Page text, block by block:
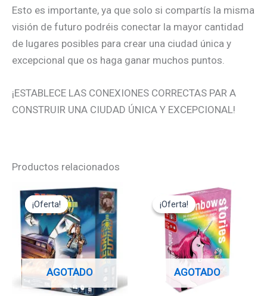
Esto es importante, ya que solo si compartís la misma
visión de futuro podréis conectar la mayor cantidad
de lugares posibles para crear una ciudad única y
excepcional que os haga ganar muchos puntos.
¡ESTABLECE LAS CONEXIONES CORRECTAS PAR A
CONSTRUIR UNA CIUDAD ÚNICA Y EXCEPCIONAL!
Productos relacionados
¡Oferta!
AGOTADO
¡Oferta!
El
precio
original
era:
35,95€.
El
precio
actual
es:
32,35€.
¡Oferta!
AGOTADO
¡Oferta!
precio
original
era:
12,95€.
El
precio
actual
es:
11,65€.